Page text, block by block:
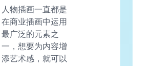
人物插画一直都是
在商业插画中运用
最广泛的元素之
一，想要为内容增
添艺术感，就可以